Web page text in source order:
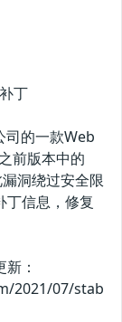
丁
的一款Web
前版本中的
洞绕过安全限
丁信息，修复
：
2021/07/stab